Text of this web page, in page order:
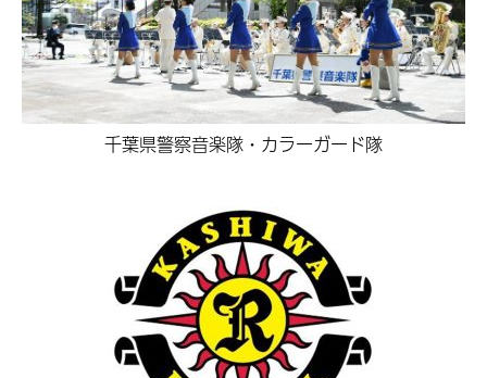
千葉県警察音楽隊・カラーガード隊